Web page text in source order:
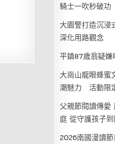
騎士一吹秒破功
大園警打造沉浸
深化用路觀念
平鎮87歲翁疑
大崗山龍眼蜂蜜
潮魅力 活動限
父親節閱讀傳愛
庭 從守護孩子
2026南國漫讀